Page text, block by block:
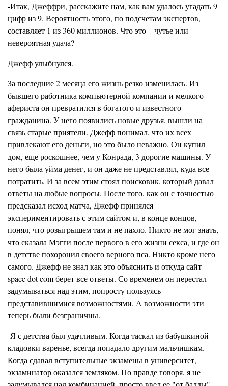
-Итак, Джеффри, расскажите нам, как вам удалось угадать 9
цифр из 9. Вероятность этого, по подсчетам экспертов,
составляет 1 из 360 миллионов. Что это – чутье или
невероятная удача?
Джефф улыбнулся.
За последние 2 месяца его жизнь резко изменилась. Из
бывшего работника компьютерной компании и мелкого
афериста он превратился в богатого и известного
гражданина. У него появились новые друзья, вышли на
связь старые приятели. Джефф понимал, что их всех
привлекают его деньги, но это было неважно. Он купил
дом, еще роскошнее, чем у Конрада, 3 дорогие машины. У
него была уйма денег, и он даже не представлял, куда все
потратить. И за всем этим стоял поисковик, который давал
ответы на любые вопросы. После того, как он с точностью
предсказал исход матча, Джефф принялся
экспериментировать с этим сайтом и, в конце концов,
понял, что розыгрышем там и не пахло. Никто не мог знать,
что сказала Мэгги после первого в его жизни секса, и где он
в детстве похоронил своего верного пса. Никто кроме него
самого. Джефф не знал как это объяснить и откуда сайт
space dot com берет все ответы. Со временем он перестал
задумываться над этим, попросту пользуясь
представившимися возможностями. А возможности эти
теперь были безграничны.
-Я с детства был удачливым. Когда таскал из бабушкиной
кладовки варенье, всегда попадало другим мальчишкам.
Когда сдавал вступительные экзамены в университет,
экзаминатор оказался земляком. По правде говоря, я не